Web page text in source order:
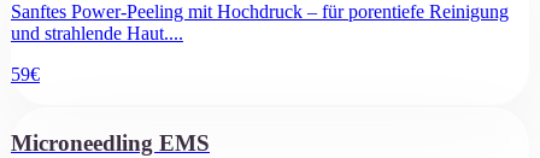
Sanftes Power-Peeling mit Hochdruck – für porentiefe Reinigung
und strahlende Haut....
59€
Microneedling EMS